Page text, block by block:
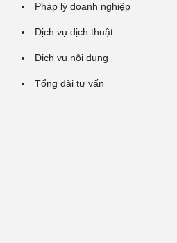
Pháp lý doanh nghiệp
Dịch vụ dịch thuật
Dịch vụ nội dung
Tổng đài tư vấn